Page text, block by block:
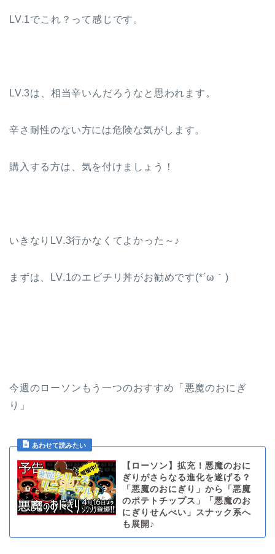
LV.1でこれ？って感じです。
LV.3は、相当辛いんだろうなと思われます。
辛さ耐性のない方には危険な気がします。
購入する方は、気を付けましょう！
いきなりLV.3行かなくてよかった～♪
まずは、LV.1のエビチリ丼がお勧めです(*´ω｀)
今週のローソンもう一つのおすすめ「悪魔のおにぎ
り」
【ローソン】拡充！悪魔のおに
ぎりがさらなる進化を遂げる？
「悪魔のおにぎり」から「悪魔
のポテトチップス」「悪魔のお
にぎりせんべい」スナック系へ
も展開♪